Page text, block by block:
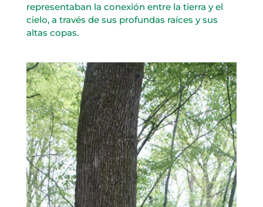
representaban la conexión entre la tierra y el
cielo, a través de sus profundas raíces y sus
altas copas.